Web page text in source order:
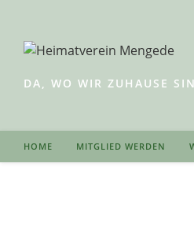
springen
DA, WO WIR ZUHAUSE
HOME MITGLIED WERDEN